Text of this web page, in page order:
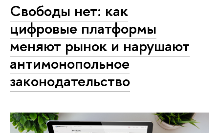
Свободы нет: как
цифровые платформы
меняют рынок и нарушают
антимонопольное
законодательство